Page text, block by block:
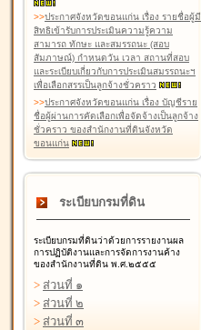
>>ประกาศจังหวัดขอนแก่น เรื่อง รายชื่อผู้มี
สิทธิเข้ารับการประเมินความรู้ความ
สามารถ ทักษะ และสมรรถนะ (สอบ
สัมภาษณ์) กำหนดวัน เวลา สถานที่สอบ
และระเบียบเกี่ยวกับการประเมินสมรรถนะฯ
เพื่อเลือกสรรเป็นลูกจ้างชั่วคราว
>>ประกาศจังหวัดขอนแก่น เรื่อง บัญชีราย
ชื่อผู้ผ่านการคัดเลือกเพื่อจัดจ้างเป็นลูกจ้าง
ชั่วคราว ของสำนักงานที่ดินจังหวัด
ขอนแก่น
ระเบียบกรมที่ดิน
ระเบียบกรมที่ดินว่าด้วยการรายงานผล
การปฏิบัติงานและการจัดการงานค้าง
ของสำนักงานที่ดิน พ.ศ.๒๕๕๕
> ส่วนที่ ๑
> ส่วนที่ ๒
> ส่วนที่ ๓